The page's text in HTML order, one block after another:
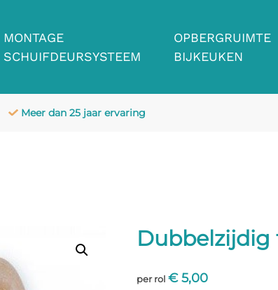
MONTAGE
SCHUIFDEURSYSTEEM
OPBERGRUIMTE
BIJKEUKEN
Meer dan 25 jaar ervaring
Dubbelzijdig
per rol €5,00